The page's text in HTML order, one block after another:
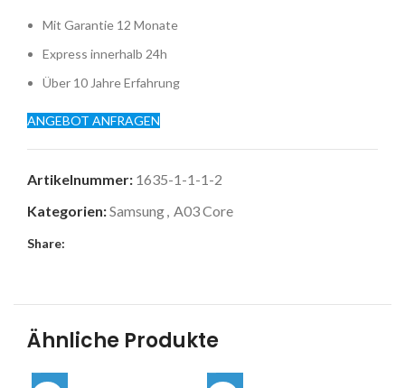
Mit Garantie 12 Monate
Express innerhalb 24h
Über 10 Jahre Erfahrung
ANGEBOT ANFRAGEN
Artikelnummer: 1635-1-1-1-2
Kategorien:Samsung A03 Core
Share:
Ähnliche Produkte